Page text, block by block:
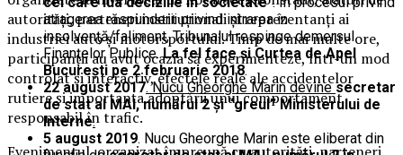
atragerea răspunderii privind intrarea în
insolvenţă/faliment, Tribunalul respinge demersul
Finanţelor Publice.La fel face şi Curtea de Apel
Bucureşti pe 2 februarie 2018.
22 august 2017. Nucu Gheorghe Marin devinesecretar
de stat al MAI, numărul 2 şi “greul” Ministerului de
Interne.
5 august 2019. Nucu Gheorghe Marin este eliberat din
autorități, parteneri instituționali și reprezentanți ai
industriei auto și motorsportului. Timp de mai multe ore,
participanții au avut ocazia să experimenteze, într-un mod
controlat și interactiv, efectele reale ale accidentelor
rutiere și importanța adoptării unui comportament
responsabil în trafic.